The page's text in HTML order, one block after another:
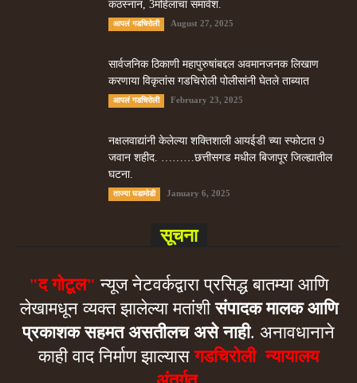
कंठस्नान, 3महिलांचा समावेश.
आपलं गडचिरोली August 27, 2025
सार्वजनिक ठिकाणी महापुरुषांबद्दल अवमानजनक लिखाण
करणा­या विकृतांस गडचिरोली पोलीसांनी घेतले ताब्यात
आपलं गडचिरोली February 23, 2025
नक्षलवाद्यांनी केलेल्या शक्तिशाली आयईडी च्या स्फोटात 9
जवान शहीद. ………छत्तीसगड मधील बिजापूर जिल्ह्यातील
घटना.
ताज्या घडामोडी January 6, 2025
सूचना
"द गोटूल" न्यूज नेटवर्कद्वारा प्रसिद्ध बातम्या आणि
लेखामधून व्यक्त झालेल्या मतांशीसंपादक मालक आणि
प्रकाशक सहमत असतीलच असे नाही. अनावधानाने
काही वाद निर्माण झाल्यास गडचिरोली न्यायालय